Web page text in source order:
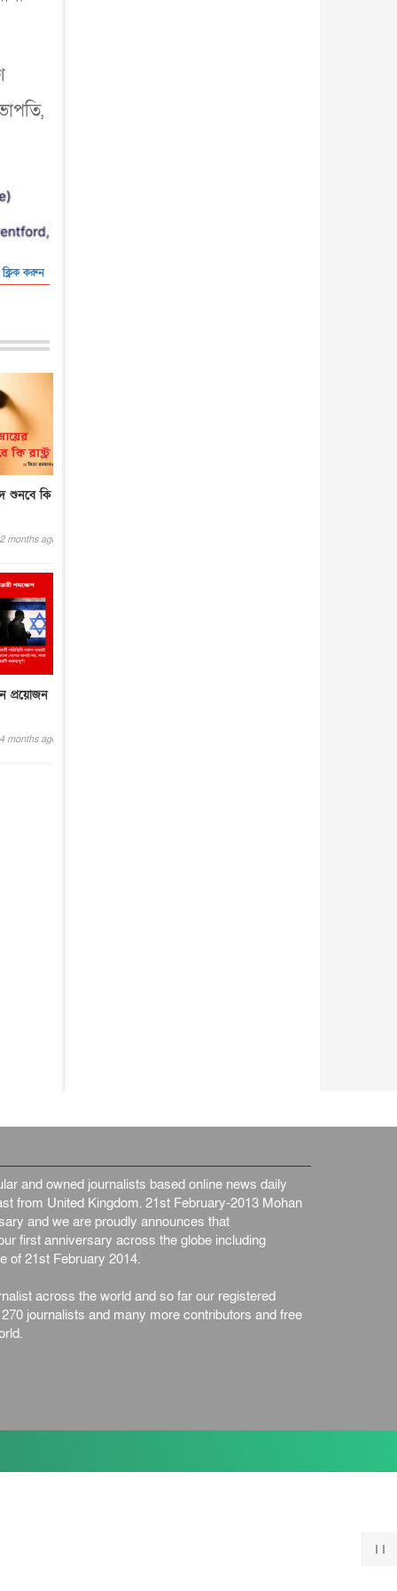
ক্লিক করুন
শুনবে কি
2 months ago
প্রয়োজন
4 months ago
and owned journalists based online news daily
from United Kingdom. 21st February-2013 Mohan
and we are proudly announces that
first anniversary across the globe including
of 21st February 2014.
across the world and so far our registered
journalists and many more contributors and free